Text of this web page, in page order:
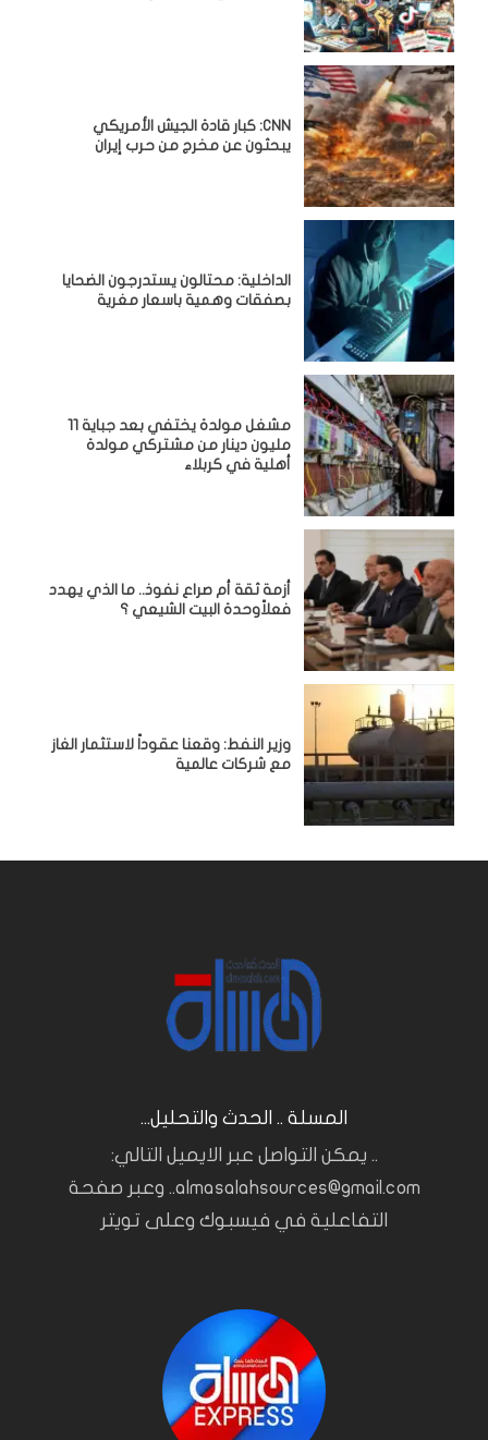
CNN: كبار قادة الجيش الأمريكي
يبحثون عن مخرج من حرب إيران
الداخلية: محتالون يستدرجون الضحايا
بصفقات وهمية باسعار مغرية
مشغل مولدة يختفي بعد جباية 11
مليون دينار من مشتركي مولدة
أهلية في كربلاء
أزمة ثقة أم صراع نفوذ.. ما الذي يهدد
فعلاًوحدة البيت الشيعي ؟
وزير النفط: وقعنا عقوداً لاستثمار الغاز
مع شركات عالمية
المسلة .. الحدث والتحليل...
.. يمكن التواصل عبر الايميل التالي:
almasalahsources@gmail.com.. وعبر صفحة
التفاعلية في فيسبوك وعلى تويتر